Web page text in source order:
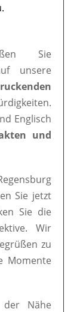
Sie
unsere
Englisch
und
Sie jetzt
Sie die
Wir
zu
Momente
Nähe